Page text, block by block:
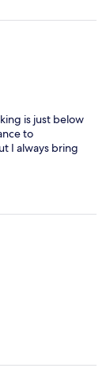
is just below
to
I always bring